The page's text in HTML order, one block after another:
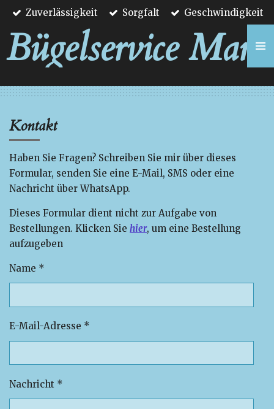
Zum
springen
Bügelservice
Zuverlässigkeit Sorgfalt Geschwindigkeit
Kontakt
Haben Sie Fragen? Schreiben Sie mir über dieses
Formular, senden Sie eine E-Mail, SMS oder eine
Nachricht über WhatsApp.
Dieses Formular dient nicht zur Aufgabe von
Bestellungen. Klicken Sie hier, um eine Bestellung
aufzugeben
Name *
E-Mail-Adresse *
Nachricht *